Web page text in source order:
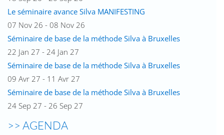
Le séminaire avance Silva MANIFESTING
07 Nov 26 - 08 Nov 26
Séminaire de base de la méthode Silva à Bruxelles
22 Jan 27 - 24 Jan 27
Séminaire de base de la méthode Silva à Bruxelles
09 Avr 27 - 11 Avr 27
Séminaire de base de la méthode Silva à Bruxelles
24 Sep 27 - 26 Sep 27
>> AGENDA